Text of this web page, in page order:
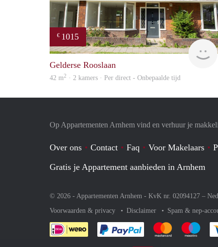
€ 1015
Gelderse Rooslaan
42 m2 · 2 kamers · Per direct - Onbepaalde tijd
Op Appartementen Arnhem vind en verhuur je
Over ons Contact Faq Voor Makelaars
Gratis je Appartement aanbieden in Arnhem
© 2026 - Appartementen Arnhem - KvK nr. 02094127 –
Voorwaarden & privacy
Disclaimer Spam & nep-
Je rekent gemakkelijk af
Je rekent Je